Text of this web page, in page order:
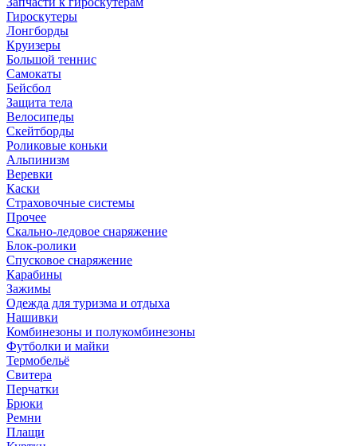
Гироскутеры
Лонгборды
Круизеры
Большой теннис
Самокаты
Бейсбол
Защита тела
Велосипеды
Скейтборды
Роликовые коньки
Альпинизм
Веревки
Каски
Страховочные системы
Прочее
Скально-ледовое снаряжение
Блок-ролики
Спусковое снаряжение
Карабины
Зажимы
Одежда для туризма и отдыха
Нашивки
Комбинезоны и полукомбинезоны
Футболки и майки
Термобельё
Свитера
Перчатки
Брюки
Ремни
Плащи